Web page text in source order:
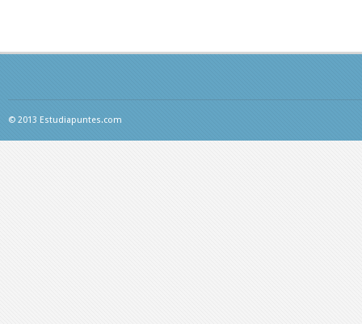
© 2013 Estudiapuntes.com